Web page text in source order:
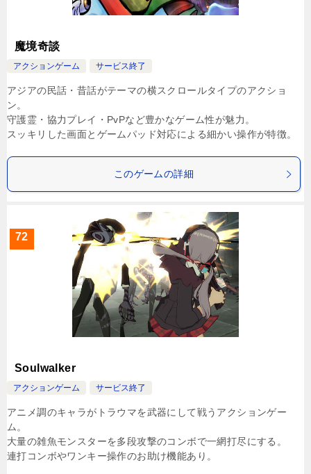
魔境奇談
アクションゲーム サービス終了
アジアの民話・昔話がテーマの横スクロールタイプのアクショ
ン。
守護霊・協力プレイ・PvPなど豊かなゲーム性が魅力。
スッキリした画面とゲームパッド対応による細かい操作が特徴。
このゲームの詳細
72
Soulwalker
アクションゲーム サービス終了
アニメ調のキャラがトラウマを武器にして戦うアクションゲー
ム。
大量の雑魚モンスターを多段攻撃のコンボで一網打尽にする。
連打コンボやワンキー操作のお助け機能あり。